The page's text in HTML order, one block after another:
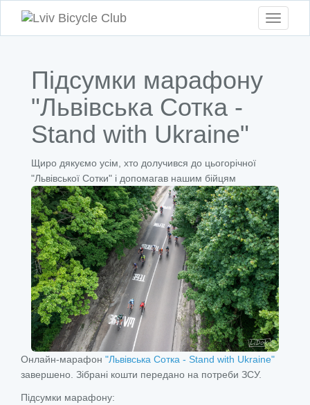
Toggle
Підсумки марафону
"Львівська Сотка -
Stand with Ukraine"
Щиро дякуємо усім, хто долучився до цьогорічної
"Львівської Сотки" і допомагав нашим бійцям
Онлайн-марафон "Львівська Сотка - Stand with Ukraine"
завершено. Зібрані кошти передано на потреби ЗСУ.
Підсумки марафону: